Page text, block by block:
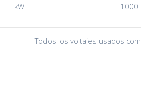
kW
1000
Todos los voltajes usados